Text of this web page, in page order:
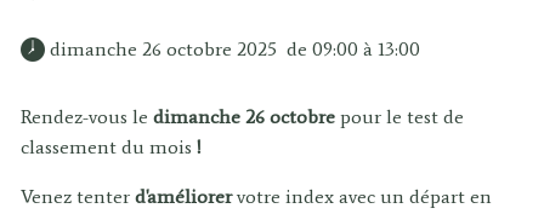
dimanche 26 octobre 2025  de 09:00 à 13:00
Rendez-vous le dimanche 26 octobre pour le test de
classement du mois !
Venez tenter d'améliorervotre index avec un départ en